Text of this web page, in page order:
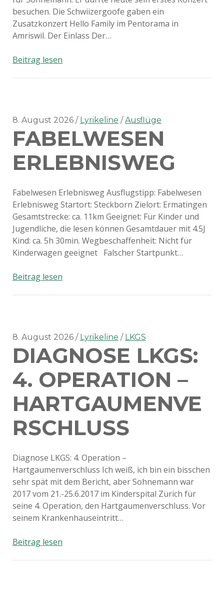
besuchen. Die Schwiizergoofe gaben ein
Zusatzkonzert Hello Family im Pentorama in
Amriswil. Der Einlass Der…
Beitrag lesenSchwiizergoofe
8. August 2026 Lyrikeline Ausflüge
FABELWESEN
ERLEBNISWEG
Fabelwesen Erlebnisweg Ausflugstipp: Fabelwesen
Erlebnisweg Startort: Steckborn Zielort: Ermatingen
Gesamtstrecke: ca. 11km Geeignet: Für Kinder und
Jugendliche, die lesen können Gesamtdauer mit 4.5J
Kind: ca. 5h 30min. Wegbeschaffenheit: Nicht für
Kinderwagen geeignet Falscher Startpunkt…
Beitrag lesenFabelwesen
8. August 2026 Lyrikeline LKGS
DIAGNOSE LKGS:
4. OPERATION –
HARTGAUMENVE
RSCHLUSS
Diagnose LKGS: 4. Operation –
Hartgaumenverschluss Ich weiß, ich bin ein bisschen
sehr spät mit dem Bericht, aber Sohnemann war
2017 vom 21.-25.6.2017 im Kinderspital Zürich für
seine 4. Operation, den Hartgaumenverschluss. Vor
seinem Krankenhauseintritt…
Beitrag lesenDiagnose